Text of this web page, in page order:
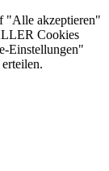
"Alle akzeptieren"
Cookies
Einstellungen"